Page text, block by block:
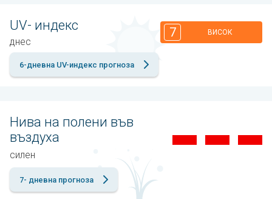
UV- индекс
днес
7 ВИСОК
6-дневна UV-индекс прогноза
Нива на полени във
въздуха
силен
7- дневна прогноза